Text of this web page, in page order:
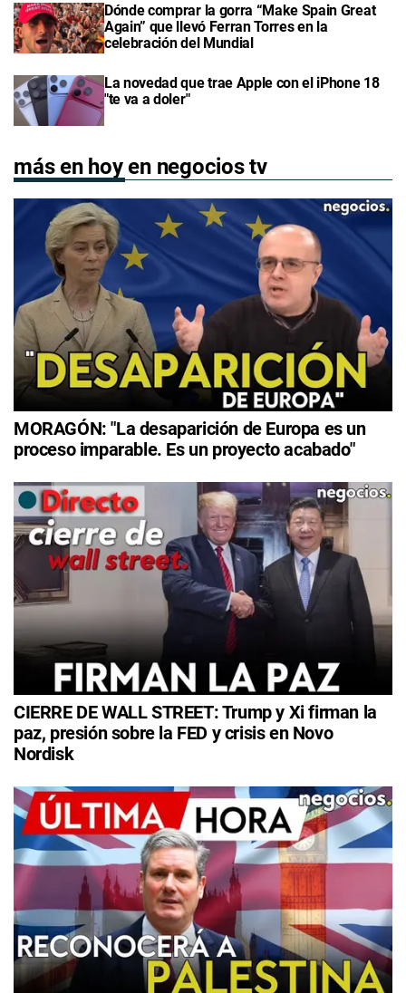
Dónde comprar la gorra “Make Spain Great
Again” que llevó Ferran Torres en la
celebración del Mundial
La novedad que trae Apple con el iPhone 18
"te va a doler"
más en hoy en negocios tv
MORAGÓN: "La desaparición de Europa es un
proceso imparable. Es un proyecto acabado"
CIERRE DE WALL STREET: Trump y Xi firman la
paz, presión sobre la FED y crisis en Novo
Nordisk